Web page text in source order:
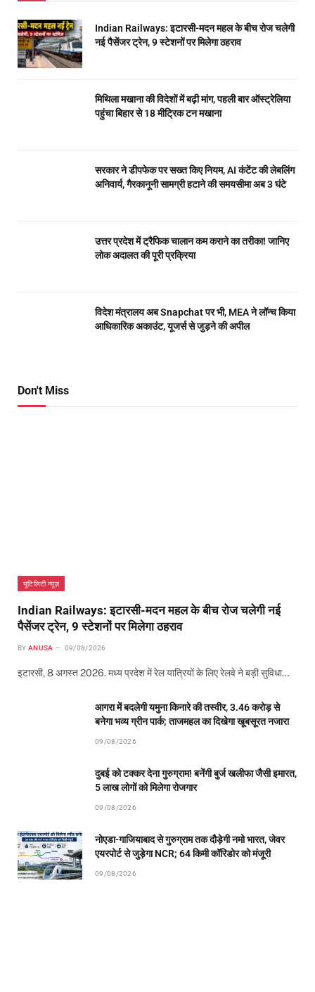
Indian Railways: इटारसी-मदन महल के बीच रोज चलेगी
नई पैसेंजर ट्रेन, 9 स्टेशनों पर मिलेगा ठहराव
मिथिला मखाना की विदेशों में बढ़ी मांग, पहली बार ऑस्ट्रेलिया
पहुंचा बिहार से 18 मीट्रिक टन मखाना
सरकार ने डीपफेक पर सख्त किए नियम, AI कंटेंट की लेबलिंग
अनिवार्य, गैरकानूनी सामग्री हटाने की समयसीमा अब 3 घंटे
उत्तर प्रदेश में ट्रैफिक चालान कम कराने का तरीका! जानिए
लोक अदालत की पूरी प्रक्रिया
विदेश मंत्रालय अब Snapchat पर भी, MEA ने लॉन्च किया
आधिकारिक अकाउंट, यूजर्स से जुड़ने की अपील
Don't Miss
यूटिलिटी न्यूज़
Indian Railways: इटारसी-मदन महल के बीच रोज चलेगी नई
पैसेंजर ट्रेन, 9 स्टेशनों पर मिलेगा ठहराव
BY ANUSA 09/08/2026
इटारसी, 8 अगस्त 2026. मध्य प्रदेश में रेल यात्रियों के लिए रेलवे ने बड़ी सुविधा…
आगरा में बदलेगी यमुना किनारे की तस्वीर, 3.46 करोड़ से
बनेगा भव्य ग्रीन पार्क; ताजमहल का दिखेगा खूबसूरत नजारा
09/08/2026
दुबई को टक्कर देना गुरुग्राम! बनेंगी बुर्ज खलीफा जैसी इमारत,
5 लाख लोगों को मिलेगा रोजगार
09/08/2026
नोएडा-गाजियाबाद से गुरुग्राम तक दौड़ेगी नमो भारत, जेवर
एयरपोर्ट से जुड़ेगा NCR; 64 किमी कॉरिडोर को मंजूरी
09/08/2026